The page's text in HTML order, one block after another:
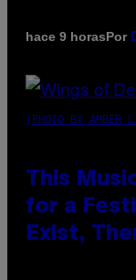
hace 9 horasPor
(PHOTO BY AMBER
This
for a
Exist,